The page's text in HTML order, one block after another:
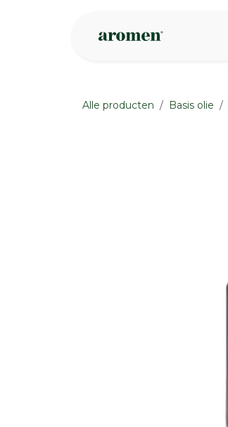
Alle producten Basis olie